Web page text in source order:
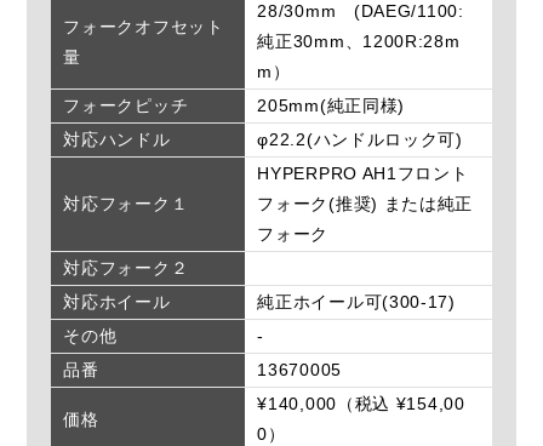
フォークオフセット
量
28/30mm (DAEG/1100:
純正30mm、1200R:28m
m）
フォークピッチ
205mm(純正同様)
対応ハンドル
φ22.2(ハンドルロック可)
対応フォーク１
HYPERPRO AH1フロント
フォーク(推奨) または純正
フォーク
対応フォーク２
対応ホイール
純正ホイール可(300-17)
その他
-
品番
13670005
価格
¥140,000（税込 ¥154,00
0）